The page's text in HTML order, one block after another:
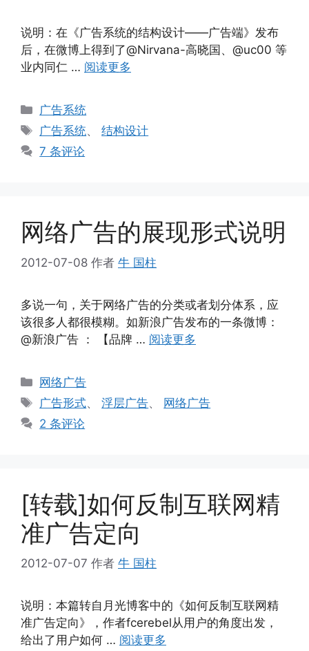
说明：在《广告系统的结构设计——广告端》发布
后，在微博上得到了@Nirvana-高晓国、@uc00 等
业内同仁 … 阅读更多
分
类
广告系统
标
签
广告系统、结构设计
7 条评论
网络广告的展现形式说明
2012-07-08 作者 牛 国柱
多说一句，关于网络广告的分类或者划分体系，应
该很多人都很模糊。如新浪广告发布的一条微博：
@新浪广告 ： 【品牌 … 阅读更多
分
类
网络广告
标
签
广告形式、浮层广告、 网络广告
2 条评论
[转载]如何反制互联网精
准广告定向
2012-07-07 作者 牛 国柱
说明：本篇转自月光博客中的《如何反制互联网精
准广告定向》，作者fcerebel从用户的角度出发，
给出了用户如何 … 阅读更多